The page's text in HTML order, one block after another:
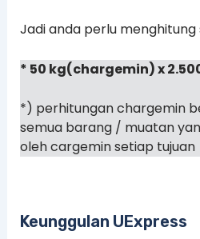
Jadi anda perlu menghitung
* 50 kg(chargemin) x
*) perhitungan chargemin
semua barang / muatan
oleh cargemin setiap tujuan
Keunggulan UExpress